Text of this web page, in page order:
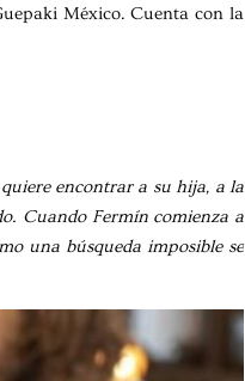
México. Cuenta con la
encontrar a su hija, a la
Cuando Fermín comienza a
una búsqueda imposible se